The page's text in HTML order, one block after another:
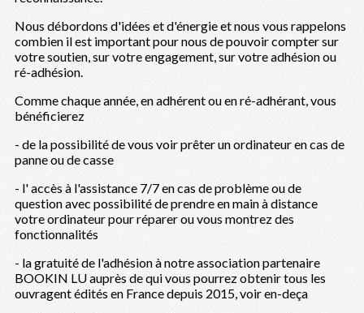
Nous débordons d'idées et d'énergie et nous vous rappelons
combien il est important pour nous de pouvoir compter sur
votre soutien, sur votre engagement, sur votre adhésion ou
ré-adhésion.
Comme chaque année, en adhérent ou en ré-adhérant, vous
bénéficierez
- de la possibilité de vous voir prêter un ordinateur en cas de
panne ou de casse
- l' accès à l'assistance 7/7 en cas de problème ou de
question avec possibilité de prendre en main à distance
votre ordinateur pour réparer ou vous montrez des
fonctionnalités
- la gratuité de l'adhésion à notre association partenaire
BOOKIN LU auprès de qui vous pourrez obtenir tous les
ouvragent édités en France depuis 2015, voir en-deça